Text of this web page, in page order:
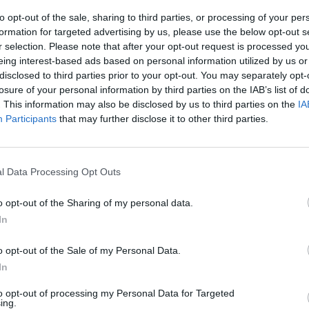
opt-out of the sale, sharing to third parties, or processing of your
for targeted advertising by us, please use the below opt-out
selection. Please note that after your opt-out request is processed
interest-based ads based on personal information utilized by us
to third parties prior to your opt-out. You may separately
of your personal information by third parties on the IAB’s list of
This information may also be disclosed by us to third parties on the
Participants that may further disclose it to other third parties.
Data Processing Opt Outs
opt-out of the Sharing of my personal data.
opt-out of the Sale of my Personal Data.
opt-out of processing my Personal Data for Targeted
Започва приемът по de minimis за
изхранване на животни
02.02.2021 / 08:00